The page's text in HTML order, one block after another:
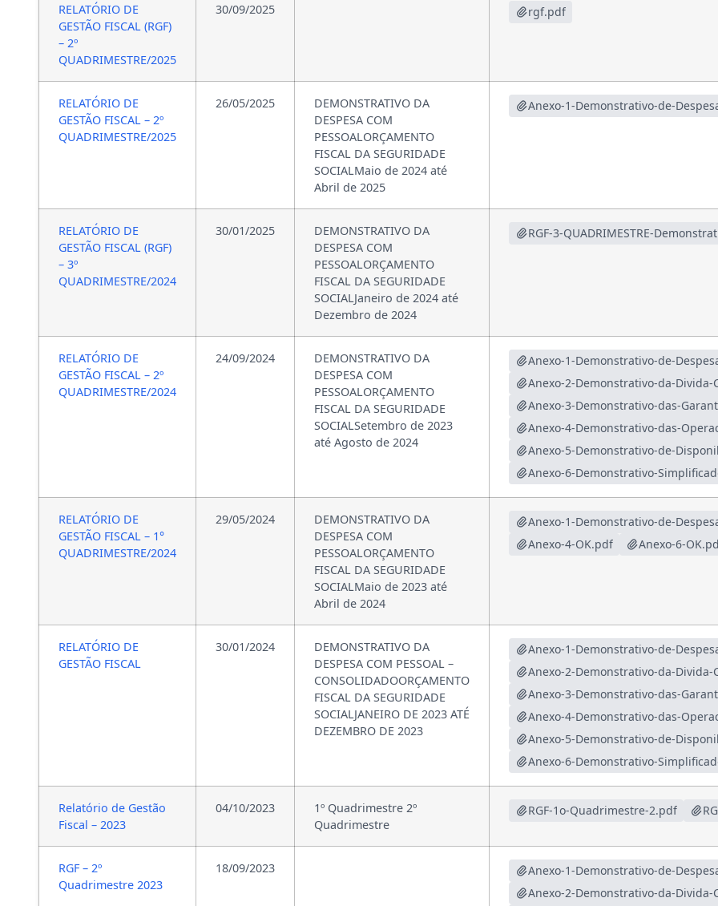
RELATÓRIO DE
GESTÃO FISCAL (RGF)
– 2º
QUADRIMESTRE/2025
30/09/2025 rgf.pdf
RELATÓRIO DE
GESTÃO FISCAL – 2º
QUADRIMESTRE/2025
26/05/2025
DEMONSTRATIVO DA
DESPESA COM
PESSOALORÇAMENTO
FISCAL DA SEGURIDADE
SOCIALMaio de 2024 até
Abril de 2025
RELATÓRIO DE
GESTÃO FISCAL (RGF)
– 3º
QUADRIMESTRE/2024
30/01/2025
DEMONSTRATIVO DA
DESPESA COM
PESSOALORÇAMENTO
FISCAL DA SEGURIDADE
SOCIALJaneiro de 2024 até
Dezembro de 2024
RELATÓRIO DE
GESTÃO FISCAL – 2º
QUADRIMESTRE/2024
24/09/2024
DEMONSTRATIVO DA
DESPESA COM
PESSOALORÇAMENTO
FISCAL DA SEGURIDADE
SOCIALSetembro de 2023
até Agosto de 2024
RELATÓRIO DE
GESTÃO FISCAL – 1°
QUADRIMESTRE/2024
29/05/2024
DEMONSTRATIVO DA
DESPESA COM
PESSOALORÇAMENTO
FISCAL DA SEGURIDADE
SOCIALMaio de 2023 até
Abril de 2024
Anexo-4-OK.pdf
Anexo-6-
RELATÓRIO DE
GESTÃO FISCAL
30/01/2024
DEMONSTRATIVO DA
DESPESA COM PESSOAL –
CONSOLIDADOORÇAMENTO
FISCAL DA SEGURIDADE
SOCIALJANEIRO DE 2023 ATÉ
DEZEMBRO DE 2023
Relatório de Gestão
Fiscal – 2023
04/10/2023
1º Quadrimestre 2º
Quadrimestre
RGF-1o-Quadrimestre-2.pdf
RGF – 2º
Quadrimestre 2023
18/09/2023